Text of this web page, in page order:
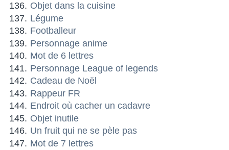
Objet dans la cuisine
Légume
Footballeur
Personnage anime
Mot de 6 lettres
Personnage League of legends
Cadeau de Noël
Rappeur FR
Endroit où cacher un cadavre
Objet inutile
Un fruit qui ne se pèle pas
Mot de 7 lettres